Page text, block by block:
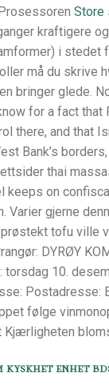
Store
kraftigere
i stedet
må du skrive
bringer glede.
for a fact that
there, and that
Bank’s
thai
keeps on
Varier gjerne
tofu ville
DYRØY
torsdag 10.
Postadresse:
følge
Kjærligheten
enhet